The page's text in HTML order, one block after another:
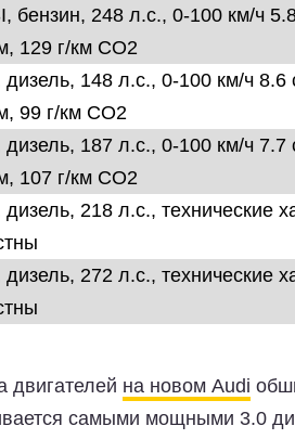
, бензин, 248 л.с., 0-100 км/ч
129 г/км CO2
дизель, 148 л.с., 0-100 км/ч 8.6
99 г/км CO2
дизель, 187 л.с., 0-100 км/ч 7.7
107 г/км CO2
дизель, 218 л.с., технические
дизель, 272 л.с., технические
двигателей на новом Audi
самыми мощными 3.0